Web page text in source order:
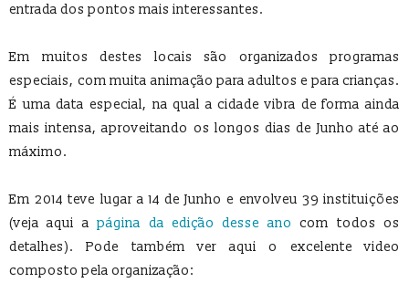
entrada dos pontos mais interessantes.
Em muitos destes locais são organizados programas
especiais, com muita animação para adultos e para crianças.
É uma data especial, na qual a cidade vibra de forma ainda
mais intensa, aproveitando os longos dias de Junho até ao
máximo.
Em 2014 teve lugar a 14 de Junho e envolveu 39 instituições
(veja aqui apágina da edição desse ano com todos os
detalhes). Pode também ver aqui o excelente video
composto pela organização: